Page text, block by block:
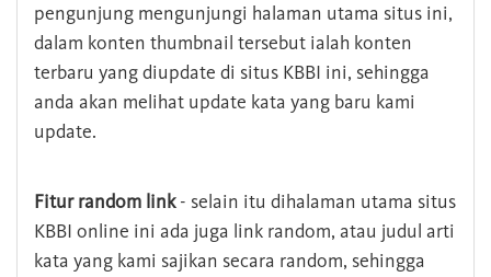
pengunjung mengunjungi halaman utama situs ini,
dalam konten thumbnail tersebut ialah konten
terbaru yang diupdate di situs KBBI ini, sehingga
anda akan melihat update kata yang baru kami
update.
Fitur random link- selain itu dihalaman utama situs
KBBI online ini ada juga link random, atau judul arti
kata yang kami sajikan secara random, sehingga